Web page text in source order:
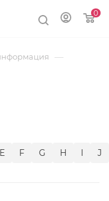
0
—
E F G H I J